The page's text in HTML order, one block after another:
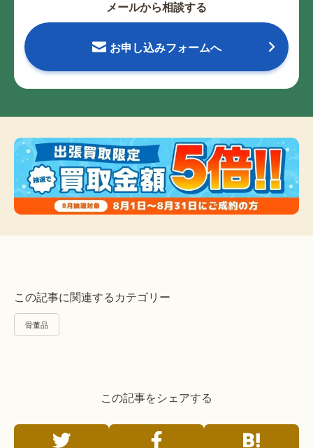
メールから相談する
お申し込みフォームへ
この記事に関連するカテゴリー
骨董品
この記事をシェアする